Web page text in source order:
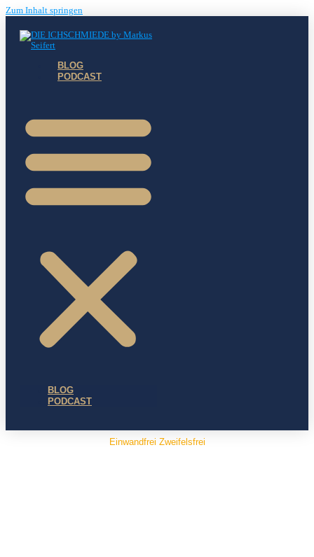
Zum Inhalt springen
BLOG
PODCAST
BLOG
PODCAST
Einwandfrei Zweifelsfrei